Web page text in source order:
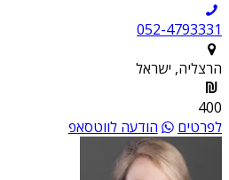
052-4793331
הרצליה, ישראל
400
לפרטים
הודעה לווטסאפ